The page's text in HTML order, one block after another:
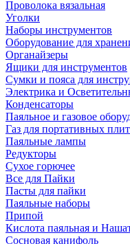
Проволока вязальная
Уголки
Наборы инструментов
Оборудование для
Органайзеры
Ящики для инструментов
Сумки и пояса для
Электрика и
Конденсаторы
Паяльное и газовое
Газ для портативных плит
Паяльные лампы
Редукторы
Сухое горючее
Все для Пайки
Пасты для пайки
Паяльные наборы
Припой
Кислота паяльная и
Сосновая канифоль